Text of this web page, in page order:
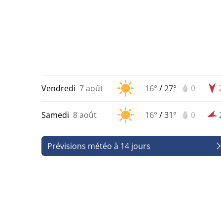
Vendredi 7 août 16° /27° 0
Samedi 8 août 16° /31° 0
Prévisions météo à 14 jours